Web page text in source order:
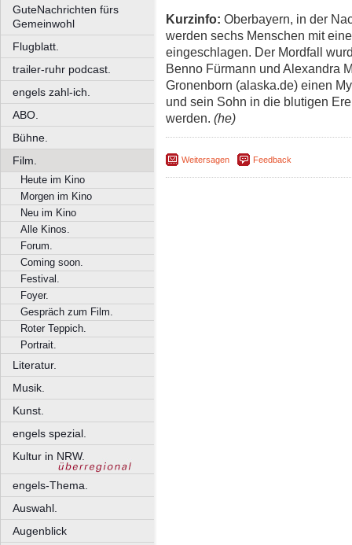
GuteNachrichten fürs
Gemeinwohl
Flugblatt.
trailer-ruhr podcast.
engels zahl-ich.
ABO.
Bühne.
Film.
Heute im Kino
Morgen im Kino
Neu im Kino
Alle Kinos.
Forum.
Coming soon.
Festival.
Foyer.
Gespräch zum Film.
Roter Teppich.
Portrait.
Literatur.
Musik.
Kunst.
engels spezial.
Kultur in NRW.
engels-Thema.
Auswahl.
Augenblick
Kurzinfo: Oberbayern, in der
werden sechs Menschen mit
eingeschlagen. Der Mordfall
Benno Fürmann und Alexandra
Gronenborn (alaska.de) einen
und sein Sohn in die blutigen
werden. (he)
Weitersagen Feedback